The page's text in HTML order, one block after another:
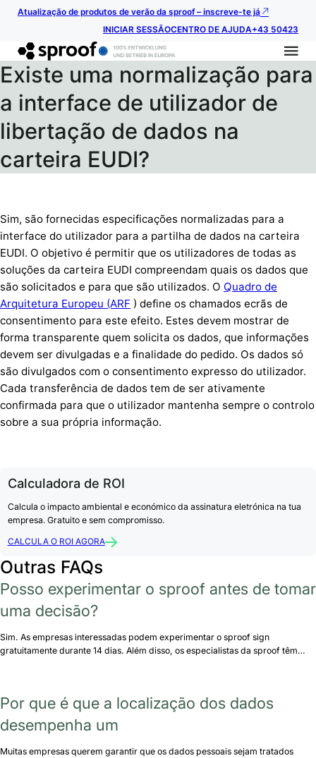
Atualização de produtos de verão da sproof – inscreve-te já
INICIAR SESSÃOCENTRO DE AJUDA+43 50423
Existe uma normalização para
a interface de utilizador de
libertação de dados na
carteira EUDI?
Sim, são fornecidas especificações normalizadas para a
interface do utilizador para a partilha de dados na carteira
EUDI. O objetivo é permitir que os utilizadores de todas as
soluções da carteira EUDI compreendam quais os dados que
são solicitados e para que são utilizados. O Quadro de
Arquitetura Europeu (ARF ) define os chamados ecrãs de
consentimento para este efeito. Estes devem mostrar de
forma transparente quem solicita os dados, que informações
devem ser divulgadas e a finalidade do pedido. Os dados só
são divulgados com o consentimento expresso do utilizador.
Cada transferência de dados tem de ser ativamente
confirmada para que o utilizador mantenha sempre o controlo
sobre a sua própria informação.
Calculadora de ROI
Calcula o impacto ambiental e económico da assinatura eletrónica na tua
empresa. Gratuito e sem compromisso.
CALCULA O ROI AGORA
Outras FAQs
Posso experimentar o sproof antes de tomar
uma decisão?
Sim. As empresas interessadas podem experimentar o sproof sign
gratuitamente durante 14 dias. Além disso, os especialistas da sproof têm…
Por que é que a localização dos dados
desempenha um
Muitas empresas querem garantir que os dados pessoais sejam tratados